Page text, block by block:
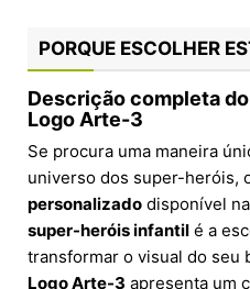
PORQUE ESCOLHER
Descrição completa
Logo Arte-3
Se procura uma maneira
universo dos super-heróis,
personalizado disponível
super-heróis infantil é a
transformar o visual do seu
Logo Arte-3 apresenta um